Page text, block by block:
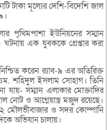
টাকা মূল্যের দেশি-বিদেশি জাল
পৃথিমপাশা ইউনিয়নের সম্মান
এক যুবককে গ্রেপ্তার করা
করেন র‌্যাব-৯ এর অতিরিক্ত
শহিদুল ইসলাম সোহাগ। তিনি
যায়- সম্মান এলাকার মোক্তাদির
নোট ও আগ্নেয়াস্ত্র মজুদ রয়েছে।
২ মৌলভীবাজার ও সদর কোম্পানি
অভিযান চালায়।